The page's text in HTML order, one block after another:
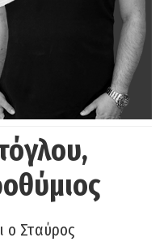
ο Σταύρος